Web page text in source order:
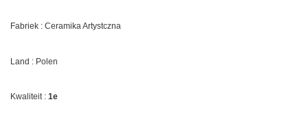
Fabriek : Ceramika Artystczna
Land : Polen
Kwaliteit : 1e